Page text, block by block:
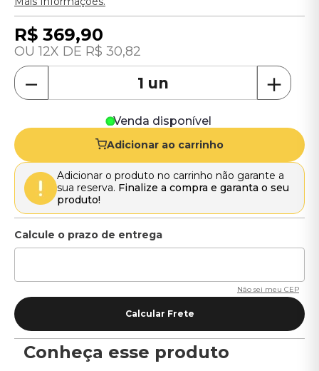
R$ 369,90
12 R$ 30,82
＋
－
Venda disponível
Adicionar ao carrinho
Adicionar o produto no carrinho não garante a
sua reserva. Finalize a compra e garanta o seu
produto!
Não sei meu CEP
Conheça esse produto